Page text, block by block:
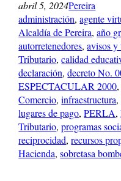
abril 5, 2024Pereira
administración, agente
Alcaldía de Pereira, año
autorretenedores, avisos y
Tributario, calidad
declaración, decreto No.
ESPECTACULAR 2000
Comercio, infraestructura,
lugares de pago, PERLA,
Tributario, programas
reciprocidad, recursos
Hacienda, sobretasa